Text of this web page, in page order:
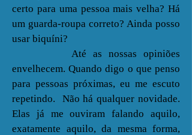
certo para uma pessoa mais velha? Há
um guarda-roupa correto? Ainda posso
usar biquíni?
Até as nossas opiniões
envelhecem. Quando digo o que penso
para pessoas próximas, eu me escuto
repetindo. Não há qualquer novidade.
Elas já me ouviram falando aquilo,
exatamente aquilo, da mesma forma,